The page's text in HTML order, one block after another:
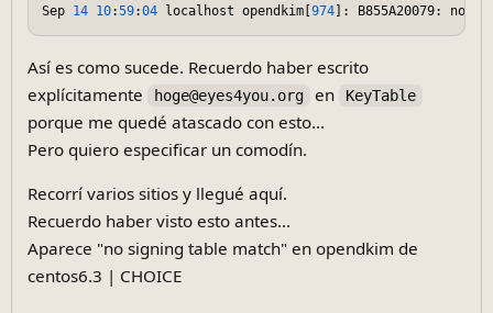
Sep 14 10:59:04 localhost opendkim[974]: B855A20079: no
Así es como sucede. Recuerdo haber escrito
explícitamente
hoge@eyes4you.org en KeyTable
porque me quedé atascado con esto...
Pero quiero especificar un comodín.
Recorrí varios sitios y llegué aquí.
Recuerdo haber visto esto antes...
Aparece "no signing table match" en opendkim de
centos6.3 | CHOICE